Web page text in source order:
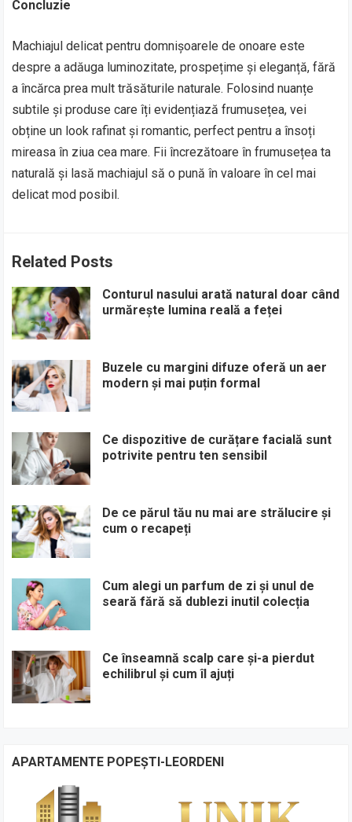
Concluzie
Machiajul delicat pentru domnișoarele de onoare este
despre a adăuga luminozitate, prospețime și eleganță, fără
a încărca prea mult trăsăturile naturale. Folosind nuanțe
subtile și produse care îți evidențiază frumusețea, vei
obține un look rafinat și romantic, perfect pentru a însoți
mireasa în ziua cea mare. Fii încrezătoare în frumusețea ta
naturală și lasă machiajul să o pună în valoare în cel mai
delicat mod posibil.
Related Posts
Conturul nasului arată natural doar când
urmărește lumina reală a feței
Buzele cu margini difuze oferă un aer
modern și mai puțin formal
Ce dispozitive de curățare facială sunt
potrivite pentru ten sensibil
De ce părul tău nu mai are strălucire și
cum o recapeți
Cum alegi un parfum de zi și unul de
seară fără să dublezi inutil colecția
Ce înseamnă scalp care și-a pierdut
echilibrul și cum îl ajuți
APARTAMENTE POPEȘTI-LEORDENI